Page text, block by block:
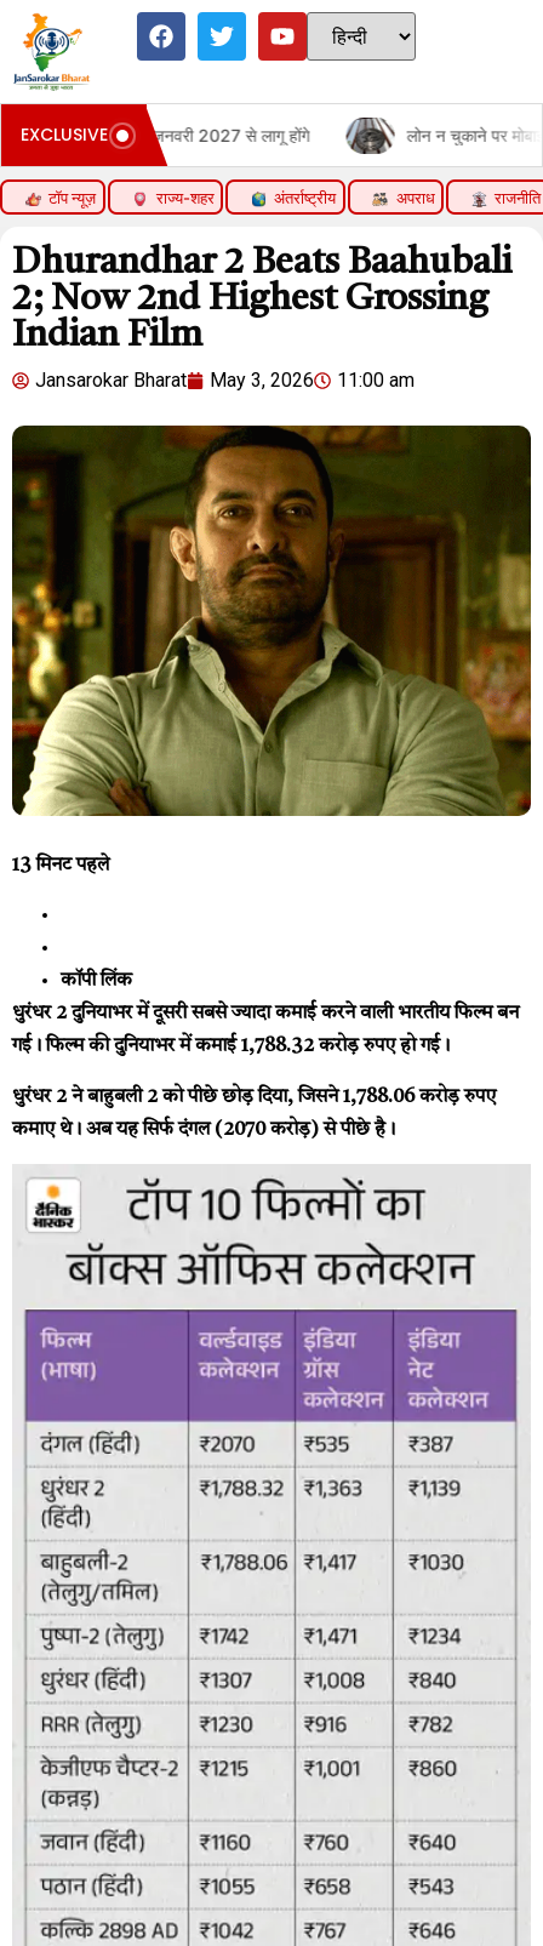
EXCLUSIVE
2027 से लागू होंगे लोन न चुकाने पर मोबाइल-लैपटॉप लॉक नहीं कर
टॉप न्यूज़ राज्य-शहर अंतर्राष्ट्रीय अपराध राजनीति
Dhurandhar 2 Beats Baahubali
2; Now 2nd Highest Grossing
Indian Film
Jansarokar Bharat May 3, 2026 11:00 am
13 मिनट पहले
कॉपी लिंक
धुरंधर 2 दुनियाभर में दूसरी सबसे ज्यादा कमाई करने वाली भारतीय फिल्म बन
गई। फिल्म की दुनियाभर में कमाई 1,788.32 करोड़ रुपए हो गई।
धुरंधर 2 ने बाहुबली 2 को पीछे छोड़ दिया, जिसने 1,788.06 करोड़ रुपए
कमाए थे। अब यह सिर्फ दंगल (₹2070 करोड़) से पीछे है।